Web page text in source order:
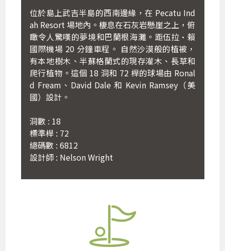
位於島上武吉半島的西南邊緣，在 Pecatu Ind
ah Resort 場地內。棲息在石灰岩懸崖之上，俯
瞰令人驚嘆的夢境和巴蘭根海灘。距伍拉·賴
國際機場 20 分鐘車程。 自然沙漠般的植被，
有本地樹木、半蘇格蘭式的現存灌木、長草和
爬行植物。這個 18 洞和 72 桿的球場由 Ronal
d Fream、David Dale 和 Kevin Ramsey（美
國）設計。
洞數 : 18
標準桿 : 72
總碼數 : 6812
設計師 : Nelson Wright